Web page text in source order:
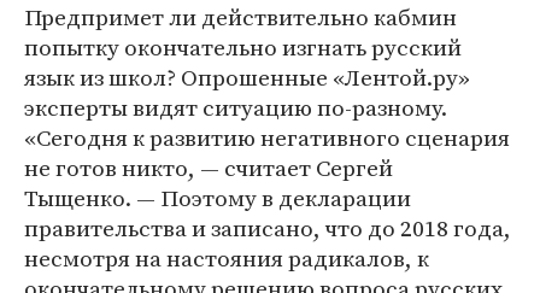
Предпримет ли действительно кабмин
попытку окончательно изгнать русский
язык из школ? Опрошенные «Лентой.ру»
эксперты видят ситуацию по-разному.
«Сегодня к развитию негативного сценария
не готов никто, — считает Сергей
Тыщенко. — Поэтому в декларации
правительства и записано, что до 2018 года,
несмотря на настояния радикалов, к